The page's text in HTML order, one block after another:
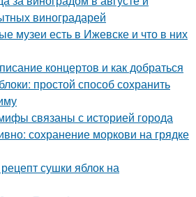
виноградарей
музеи есть в Ижевске и что в них
концертов и как добраться
простой способ сохранить
связаны с историей города
сохранение моркови на грядке
сушки яблок на